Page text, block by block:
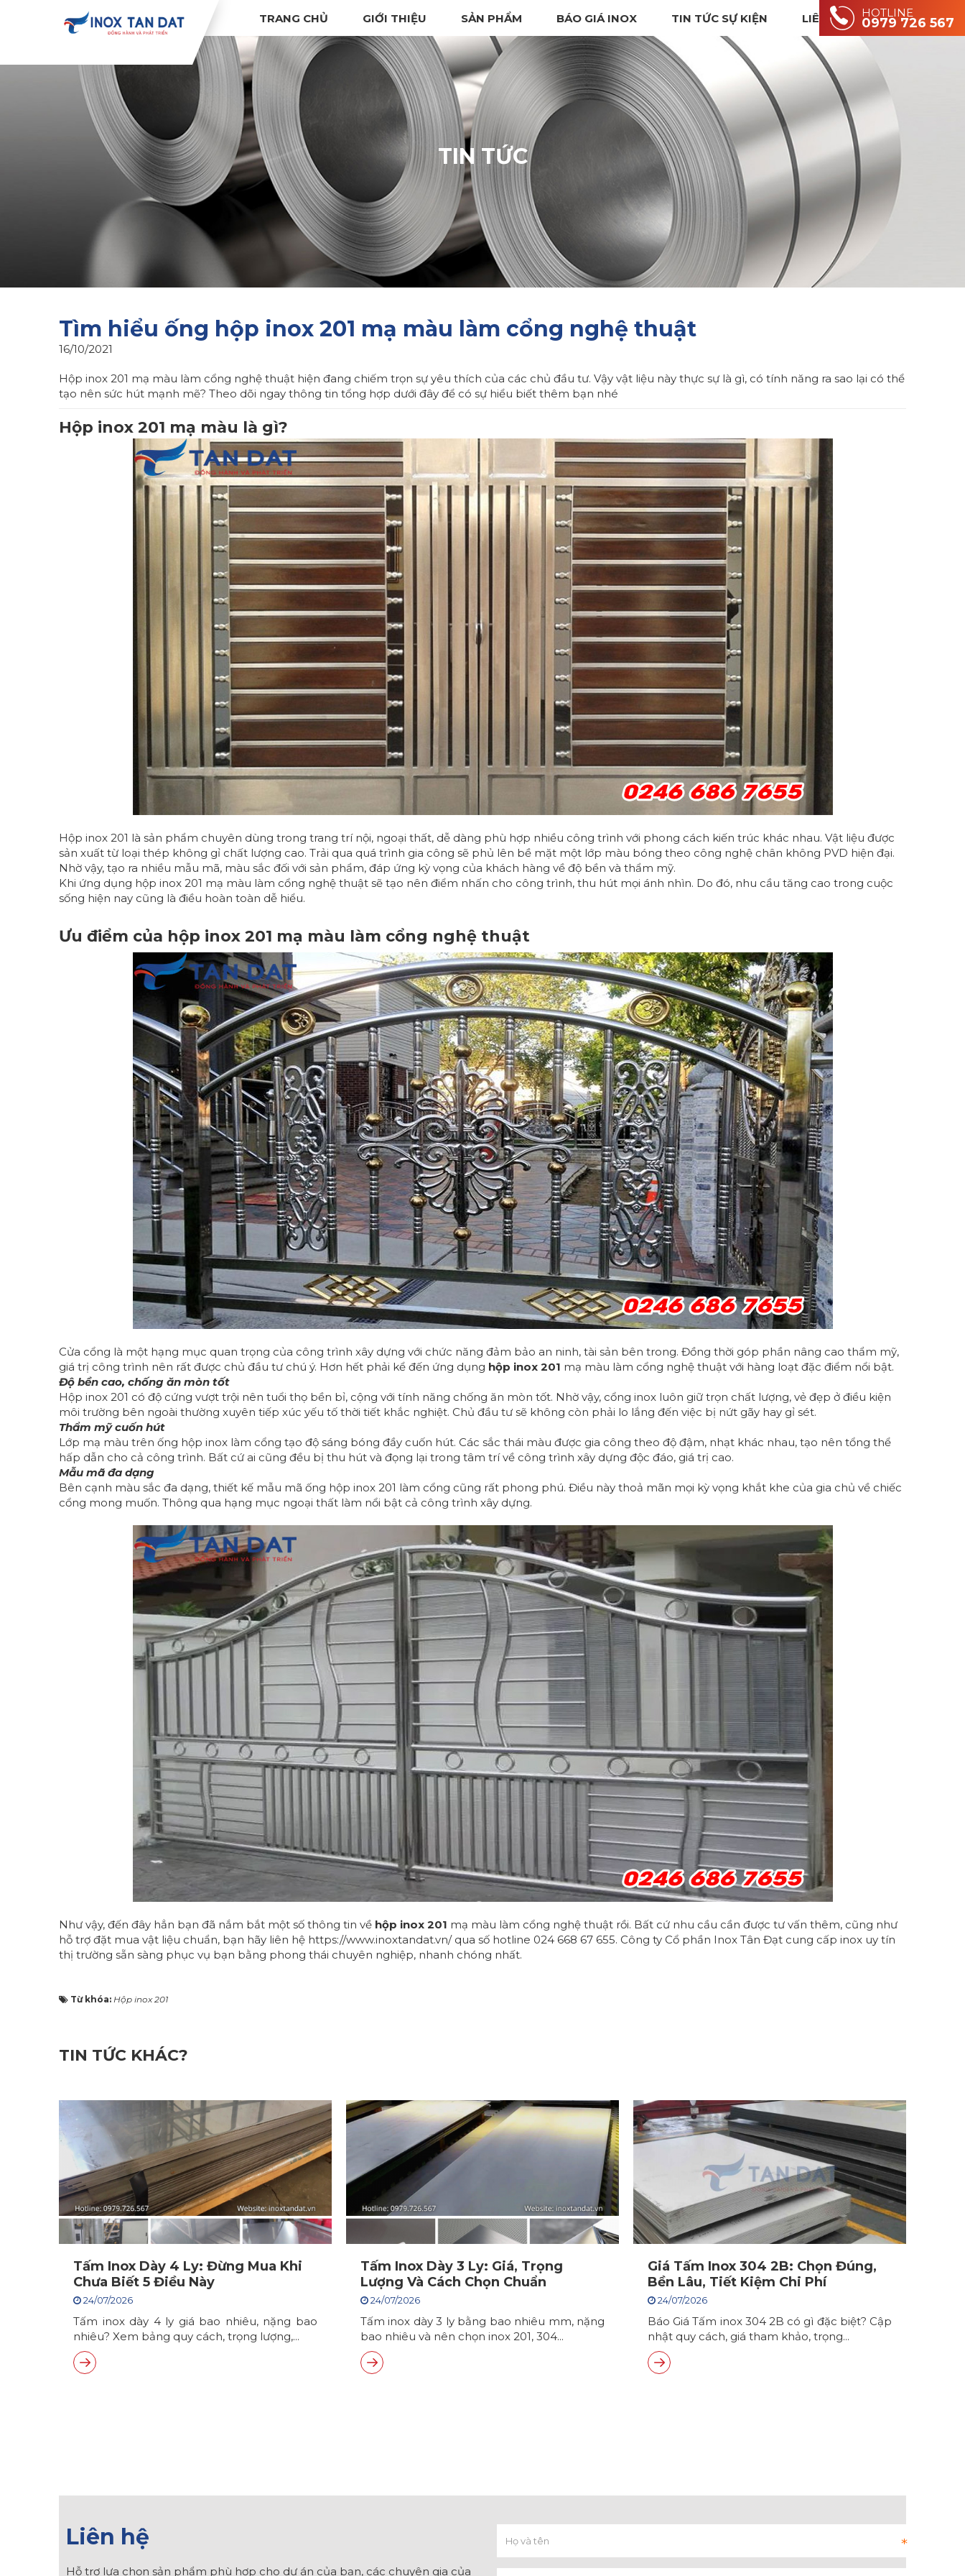
TRANG CHỦ GIỚI THIỆU SẢN PHẨM BÁO GIÁ INOX TIN TỨC SỰ KIỆN LIÊN HỆ HOTLINE
0979 726 567
TIN TỨC
Tìm hiểu ống hộp inox 201 mạ màu làm cổng nghệ thuật
16/10/2021
Hộp inox 201 mạ màu làm cổng nghệ thuật hiện đang chiếm trọn sự yêu thích của các chủ đầu tư. Vậy vật liệu này thực sự là gì, có tính năng ra sao lại có thể
tạo nên sức hút mạnh mẽ? Theo dõi ngay thông tin tổng hợp dưới đây để có sự hiểu biết thêm bạn nhé
Hộp inox 201 mạ màu là gì?
Hộp inox 201 là sản phẩm chuyên dùng trong trang trí nội, ngoại thất, dễ dàng phù hợp nhiều công trình với phong cách kiến trúc khác nhau. Vật liệu được
sản xuất từ loại thép không gỉ chất lượng cao. Trải qua quá trình gia công sẽ phủ lên bề mặt một lớp màu bóng theo công nghệ chân không PVD hiện đại.
Nhờ vậy, tạo ra nhiều mẫu mã, màu sắc đối với sản phẩm, đáp ứng kỳ vọng của khách hàng về độ bền và thẩm mỹ.
Khi ứng dụng hộp inox 201 mạ màu làm cổng nghệ thuật sẽ tạo nên điểm nhấn cho công trình, thu hút mọi ánh nhìn. Do đó, nhu cầu tăng cao trong cuộc
sống hiện nay cũng là điều hoàn toàn dễ hiểu.
Ưu điểm của hộp inox 201 mạ màu làm cổng nghệ thuật
Cửa cổng là một hạng mục quan trọng của công trình xây dựng với chức năng đảm bảo an ninh, tài sản bên trong. Đồng thời góp phần nâng cao thẩm mỹ,
giá trị công trình nên rất được chủ đầu tư chú ý. Hơn hết phải kể đến ứng dụng hộp inox 201 mạ màu làm cổng nghệ thuật với hàng loạt đặc điểm nổi bật.
Độ bền cao, chống ăn mòn tốt
Hộp inox 201 có độ cứng vượt trội nên tuổi thọ bền bỉ, cộng với tính năng chống ăn mòn tốt. Nhờ vậy, cổng inox luôn giữ trọn chất lượng, vẻ đẹp ở điều kiện
môi trường bên ngoài thường xuyên tiếp xúc yếu tố thời tiết khắc nghiệt. Chủ đầu tư sẽ không còn phải lo lắng đến việc bị nứt gãy hay gỉ sét.
Thẩm mỹ cuốn hút
Lớp mạ màu trên ống hộp inox làm cổng tạo độ sáng bóng đầy cuốn hút. Các sắc thái màu được gia công theo độ đậm, nhạt khác nhau, tạo nên tổng thể
hấp dẫn cho cả công trình. Bất cứ ai cũng đều bị thu hút và đọng lại trong tâm trí về công trình xây dựng độc đáo, giá trị cao.
Mẫu mã đa dạng
Bên cạnh màu sắc đa dạng, thiết kế mẫu mã ống hộp inox 201 làm cổng cũng rất phong phú. Điều này thoả mãn mọi kỳ vọng khắt khe của gia chủ về chiếc
cổng mong muốn. Thông qua hạng mục ngoại thất làm nổi bật cả công trình xây dựng.
Như vậy, đến đây hẳn bạn đã nắm bắt một số thông tin về hộp inox 201 mạ màu làm cổng nghệ thuật rồi. Bất cứ nhu cầu cần được tư vấn thêm, cũng như
hỗ trợ đặt mua vật liệu chuẩn, bạn hãy liên hệ https://www.inoxtandat.vn/qua số hotline 024 668 67 655. Công ty Cổ phần Inox Tân Đạt cung cấp inox uy tín
thị trường sẵn sàng phục vụ bạn bằng phong thái chuyên nghiệp, nhanh chóng nhất.
Từ khóa: Hộp inox 201
TIN TỨC KHÁC?
Tấm Inox Dày 4 Ly: Đừng Mua Khi
Chưa Biết 5 Điều Này
24/07/2026
Tấm inox dày 4 ly giá bao nhiêu, nặng bao
nhiêu? Xem bảng quy cách, trọng lượng,...
Tấm Inox Dày 3 Ly: Giá, Trọng
Lượng Và Cách Chọn Chuẩn
24/07/2026
Tấm inox dày 3 ly bằng bao nhiêu mm, nặng
bao nhiêu và nên chọn inox 201, 304...
Giá Tấm Inox 304 2B: Chọn Đúng,
Bền Lâu, Tiết Kiệm Chi Phí
24/07/2026
Báo Giá Tấm inox 304 2B có gì đặc biệt? Cập
nhật quy cách, giá tham khảo, trọng...
Liên hệ
Hỗ trợ lựa chọn sản phẩm phù hợp cho dự án của bạn, các chuyên gia của